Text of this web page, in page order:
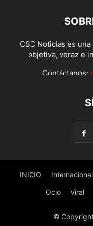
CSC Noticias es
objetiva, veraz e
Contáctanos:
INICIO Internacional
Ocio Viral
© Copyright